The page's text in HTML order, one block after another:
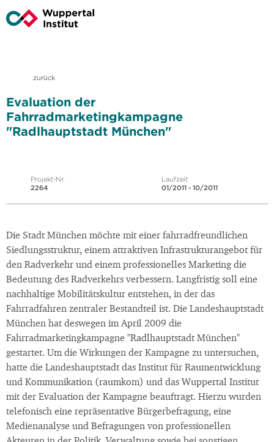
zurück
Evaluation der
Fahrradmarketingkampagne
"Radlhauptstadt München"
Projekt-Nr.
2264
Laufzeit
01/2011 - 10/2011
Die Stadt München möchte mit einer fahrradfreundlichen
Siedlungsstruktur, einem attraktiven Infrastrukturangebot für
den Radverkehr und einem professionelles Marketing die
Bedeutung des Radverkehrs verbessern. Langfristig soll eine
nachhaltige Mobilitätskultur entstehen, in der das
Fahrradfahren zentraler Bestandteil ist. Die Landeshauptstadt
München hat deswegen im April 2009 die
Fahrradmarketingkampagne "Radlhauptstadt München"
gestartet. Um die Wirkungen der Kampagne zu untersuchen,
hatte die Landeshauptstadt das Institut für Raumentwicklung
und Kommunikation (raumkom) und das Wuppertal Institut
mit der Evaluation der Kampagne beauftragt. Hierzu wurden
telefonisch eine repräsentative Bürgerbefragung, eine
Medienanalyse und Befragungen von professionellen